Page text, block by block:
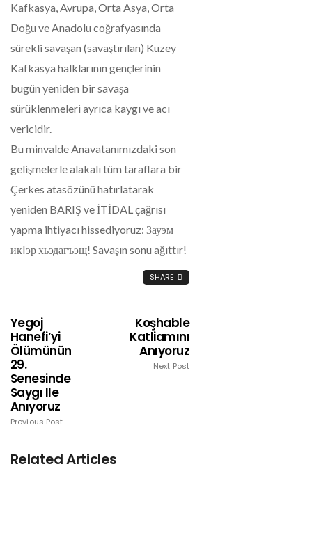
Kafkasya, Avrupa, Orta Asya, Orta
Doğu ve Anadolu coğrafyasında
sürekli savaşan (savaştırılan) Kuzey
Kafkasya halklarının gençlerinin
bugün yeniden bir savaşa
sürüklenmeleri ayrıca kaygı ve acı
vericidir.
Bu minvalde Anavatanımızdaki son
gelişmelerle alakalı tüm taraflara bir
Çerkes atasözünü hatırlatarak
yeniden BARIŞ ve İTİDAL çağrısı
yapma ihtiyacı hissediyoruz: Зауэм
икIэр хьэдагъэщ! Savaşın sonu ağıttır!
SHARE
Yegoj
Hanefi’yi
Ölümünün
29.
Senesinde
Saygı Ile
Anıyoruz
Previous Post
Koşhable
Katliamını
Anıyoruz
Next Post
Related Articles